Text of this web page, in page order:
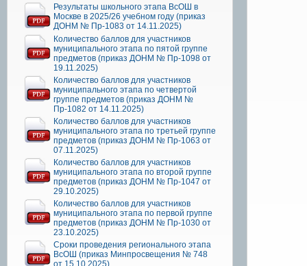
Результаты школьного этапа ВсОШ в
Москве в 2025/26 учебном году (приказ
ДОНМ № Пр-1083 от 14.11.2025)
Количество баллов для участников
муниципального этапа по пятой группе
предметов (приказ ДОНМ № Пр-1098 от
19.11.2025)
Количество баллов для участников
муниципального этапа по четвертой
группе предметов (приказ ДОНМ №
Пр-1082 от 14.11.2025)
Количество баллов для участников
муниципального этапа по третьей группе
предметов (приказ ДОНМ № Пр-1063 от
07.11.2025)
Количество баллов для участников
муниципального этапа по второй группе
предметов (приказ ДОНМ № Пр-1047 от
29.10.2025)
Количество баллов для участников
муниципального этапа по первой группе
предметов (приказ ДОНМ № Пр-1030 от
23.10.2025)
Сроки проведения регионального этапа
ВсОШ (приказ Минпросвещения № 748
от 15.10.2025)